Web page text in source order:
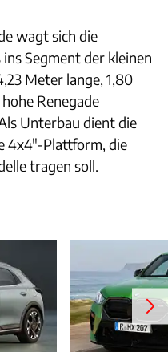
wagt sich die
Segment der kleinen
Meter lange, 1,80
Renegade
Unterbau dient die
4x4"-Plattform, die
tragen soll.